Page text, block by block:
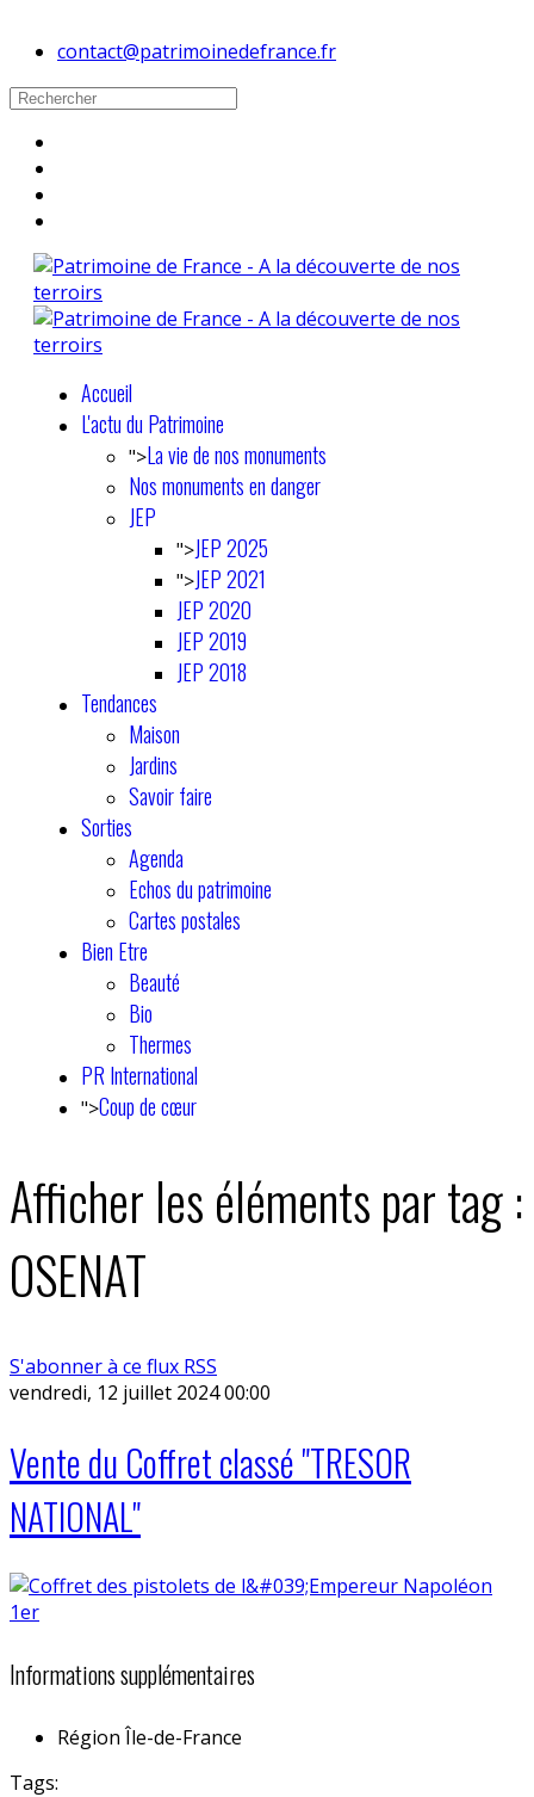
contact@patrimoinedefrance.fr
Accueil
L'actu du Patrimoine
">La vie de nos monuments
Nos monuments en danger
JEP
">JEP 2025
">JEP 2021
JEP 2020
JEP 2019
JEP 2018
Tendances
Maison
Jardins
Savoir faire
Sorties
Agenda
Echos du patrimoine
Cartes postales
Bien Etre
Beauté
Bio
Thermes
PR International
">Coup de cœur
Afficher les éléments par tag :
OSENAT
S'abonner à ce flux RSS
vendredi, 12 juillet 2024 00:00
Vente du Coffret classé "TRESOR
NATIONAL"
Informations supplémentaires
Région Île-de-France
Tags: